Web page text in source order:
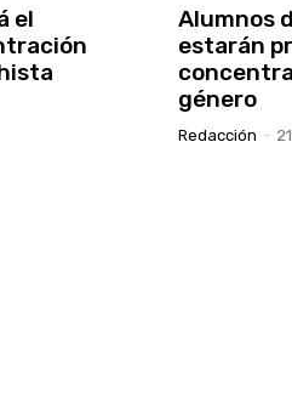
el
Alumnos
estarán
género
Redacción -